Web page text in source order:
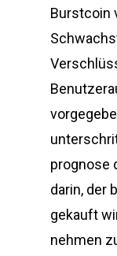
Burstcoin
prognose
darin, der
gekauft
nehmen